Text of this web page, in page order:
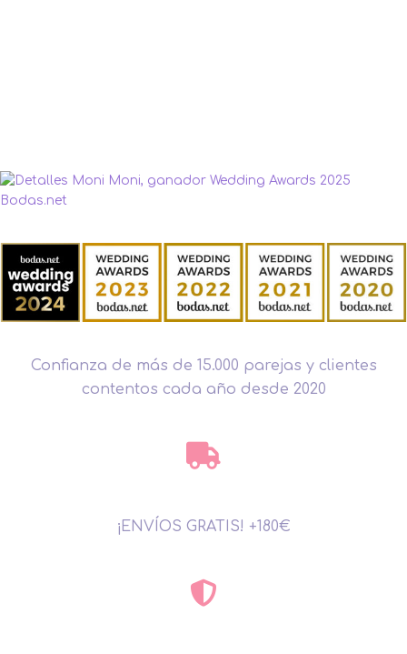
Confianza de más de 15.000 parejas y clientes
contentos cada año desde 2020
¡ENVÍOS GRATIS! +180€